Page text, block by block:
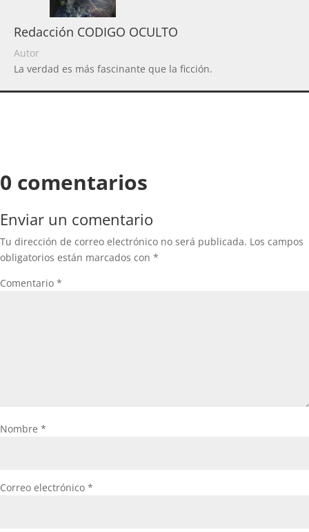
Redacción CODIGO OCULTO
Autor
La verdad es más fascinante que la ficción.
0 comentarios
Enviar un comentario
Tu dirección de correo electrónico no será publicada. Los campos
obligatorios están marcados con *
Comentario *
Nombre *
Correo electrónico *